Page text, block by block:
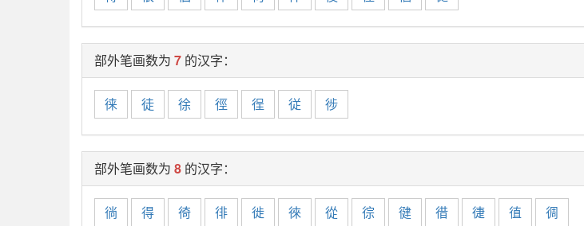
部外笔画数为 7 的汉字：
徕 徒 徐 徑 徎 従 徏
部外笔画数为 8 的汉字：
徜 得 徛 徘 徙 徠 從 徖 徤 徣 徢 徝 徟